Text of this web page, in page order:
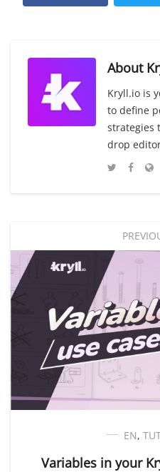
About
Kryll.io is
to define
strategies
drop
EN,
Variables in your